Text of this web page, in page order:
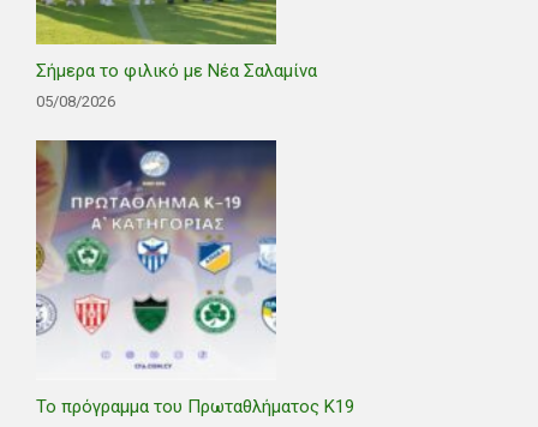
Σήμερα το φιλικό με Νέα Σαλαμίνα
05/08/2026
Το πρόγραμμα του Πρωταθλήματος Κ19